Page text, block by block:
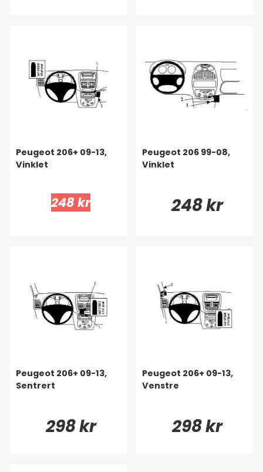
Peugeot 206+ 09-13,
Vinklet
248 kr
Peugeot 206 99-08,
Vinklet
248 kr
Peugeot 206+ 09-13,
Sentrert
298 kr
Peugeot 206+ 09-13,
Venstre
298 kr